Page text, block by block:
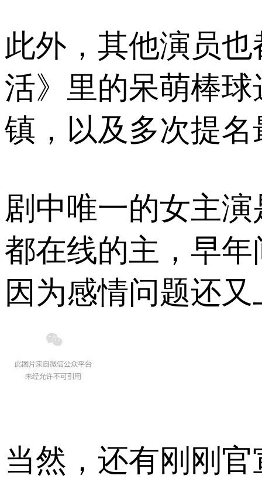
此外，其他演员
活》里的呆萌棒
镇，以及多次提
剧中唯一的女主
都在线的主，早
因为感情问题还
当然，还有刚刚